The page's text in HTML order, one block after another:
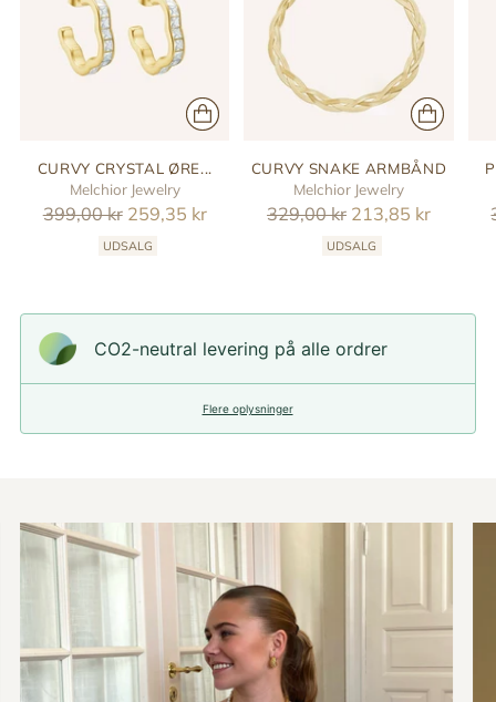
CURVY CRYSTAL ØRE...
Melchior Jewelry
Reguler
399,00 kr 259,35 kr
UDSALG
CURVY SNAKE ARMBÅND
Melchior Jewelry
Reguler
329,00 kr 213,85 kr
UDSALG
CO2-neutral levering på alle ordrer
Flere oplysninger